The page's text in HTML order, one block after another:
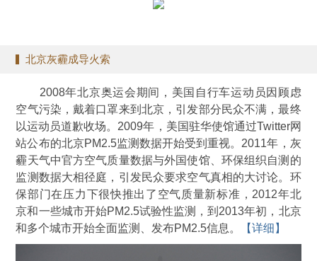
北京灰霾成导火索
2008年北京奥运会期间，美国自行车运动员因顾虑
空气污染，戴着口罩来到北京，引发部分民众不满，最终
以运动员道歉收场。2009年，美国驻华使馆通过Twitter网
站公布的北京PM2.5监测数据开始受到重视。2011年，灰
霾天气中官方空气质量数据与外国使馆、环保组织自测的
监测数据大相径庭，引发民众要求空气真相的大讨论。环
保部门在压力下很快推出了空气质量新标准，2012年北
京和一些城市开始PM2.5试验性监测，到2013年初，北京
和多个城市开始全面监测、发布PM2.5信息。
【详细】